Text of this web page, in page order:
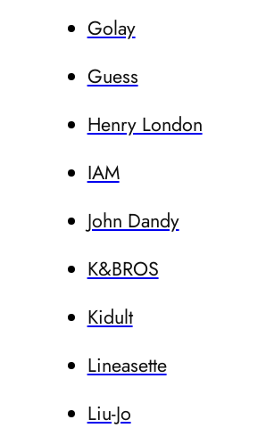
Golay
Guess
Henry London
IAM
John Dandy
K&BROS
Kidult
Lineasette
Liu-Jo